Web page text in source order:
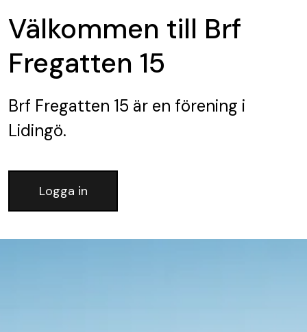
Välkommen till Brf
Fregatten 15
Brf Fregatten 15 är en förening i
Lidingö.
Logga in